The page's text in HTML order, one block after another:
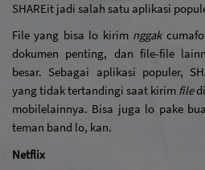
SHAREit jadi salah satu aplikasi
File yang bisa lo kirim nggak cuma
dokumen penting, dan file-file
besar. Sebagai aplikasi populer,
yang tidak tertandingi saat kirim file
mobilelainnya. Bisa juga lo pake
teman band lo, kan.
Netflix